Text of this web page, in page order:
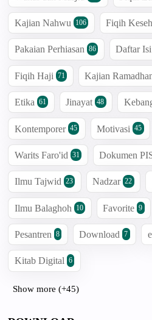
Kajian Nahwu 106 Fiqih
Pakaian Perhiasan 86 Daftar
Fiqih Haji 71 Kajian
Etika 61 Jinayat 48
Kontemporer 45 Motivasi 45
Warits Faro'id 31 Dokumen
Ilmu Tajwid 23 Nadzar 22
Ilmu Balaghoh 10 Favorite 9
Pesantren 8 Download 7
Kitab Digital 6
Show more (+45)